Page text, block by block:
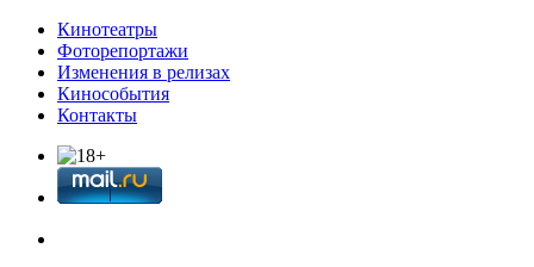
Кинотеатры
Фоторепортажи
Изменения в релизах
Кинособытия
Контакты